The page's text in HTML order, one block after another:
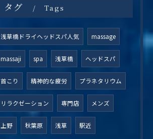
タグ Tags
浅草橋ドライヘッドスパ人気 massage
massaji spa 浅草橋 ヘッドスパ
首こり 精神的な疲労 プラネタリウム
リラクゼーション 専門店 メンズ
上野 秋葉原 浅草 駅近